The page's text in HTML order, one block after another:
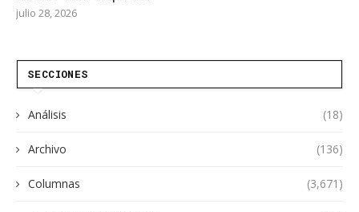
julio 28, 2026
SECCIONES
Análisis (18)
Archivo (136)
Columnas (3,671)